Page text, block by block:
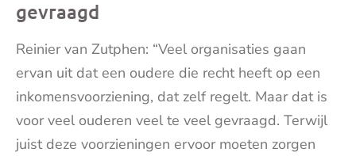
gevraagd
Reinier van Zutphen: “Veel organisaties gaan
ervan uit dat een oudere die recht heeft op een
inkomensvoorziening, dat zelf regelt. Maar dat is
voor veel ouderen veel te veel gevraagd. Terwijl
juist deze voorzieningen ervoor moeten zorgen